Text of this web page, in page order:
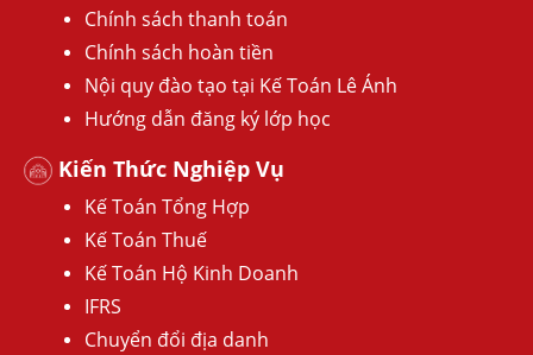
Chính sách thanh toán
Chính sách hoàn tiền
Nội quy đào tạo tại Kế Toán Lê Ánh
Hướng dẫn đăng ký lớp học
Kiến Thức Nghiệp Vụ
Kế Toán Tổng Hợp
Kế Toán Thuế
Kế Toán Hộ Kinh Doanh
IFRS
Chuyển đổi địa danh